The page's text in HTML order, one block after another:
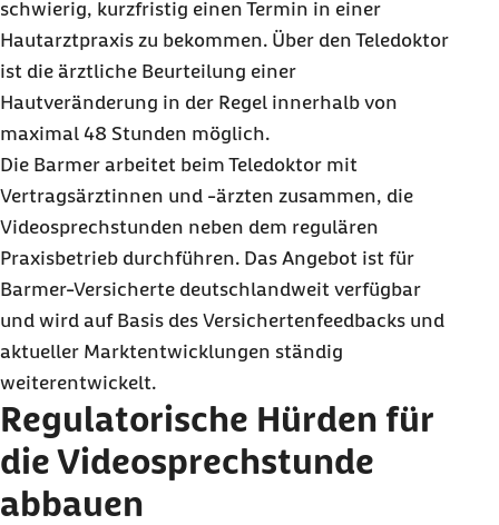
schwierig, kurzfristig einen Termin in einer
Hautarztpraxis zu bekommen. Über den Teledoktor
ist die ärztliche Beurteilung einer
Hautveränderung in der Regel innerhalb von
maximal 48 Stunden möglich.
Die Barmer arbeitet beim Teledoktor mit
Vertragsärztinnen und -ärzten zusammen, die
Videosprechstunden neben dem regulären
Praxisbetrieb durchführen. Das Angebot ist für
Barmer-Versicherte deutschlandweit verfügbar
und wird auf Basis des Versichertenfeedbacks und
aktueller Marktentwicklungen ständig
weiterentwickelt.
Regulatorische Hürden für
die Videosprechstunde
abbauen